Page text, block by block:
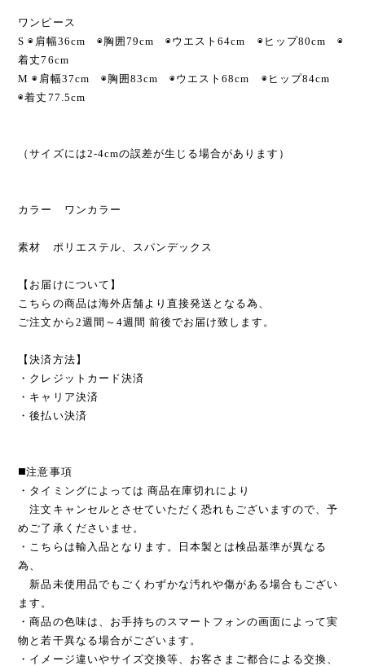
ワンピース
S ◉肩幅36cm ◉胸囲79cm ◉ウエスト64cm ◉ヒップ80cm ◉
着丈76cm
M ◉肩幅37cm ◉胸囲83cm ◉ウエスト68cm ◉ヒップ84cm
◉着丈77.5cm
（サイズには2-4cmの誤差が生じる場合があります）
カラー ワンカラー
素材 ポリエステル、スパンデックス
【お届けについて】
こちらの商品は海外店舗より直接発送となる為、
ご注文から2週間～4週間 前後でお届け致します。
【決済方法】
・クレジットカード決済
・キャリア決済
・後払い決済
◼️注意事項
・タイミングによっては 商品在庫切れにより
注文キャンセルとさせていただく恐れもございますので、予
めご了承くださいませ。
・こちらは輸入品となります。日本製とは検品基準が異なる
為、
新品未使用品でもごくわずかな汚れや傷がある場合もござい
ます。
・商品の色味は、お手持ちのスマートフォンの画面によって実
物と若干異なる場合がございます。
・イメージ違いやサイズ交換等、お客さまご都合による交換、